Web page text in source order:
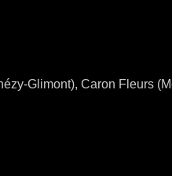
Glimont), Caron Fleurs